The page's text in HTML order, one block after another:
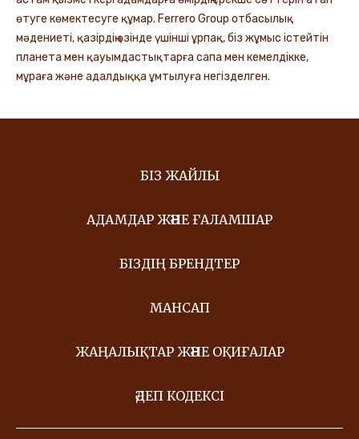
өтуге көмектесуге құмар. Ferrero Group отбасылық
мәдениеті, қазірдің өзінде үшінші ұрпақ, біз жұмыс істейтін
планета мен қауымдастықтарға сапа мен кемелдікке,
мұраға және адалдыққа ұмтылуға негізделген.
БІЗ ЖАЙЛЫ
АДАМДАР ЖӘНЕ ҒАЛАМШАР
БІЗДІҢ БРЕНДТЕР
МАНСАП
ЖАҢАЛЫҚТАР ЖӘНЕ ОҚИҒАЛАР
ӘДЕП КОДЕКСІ